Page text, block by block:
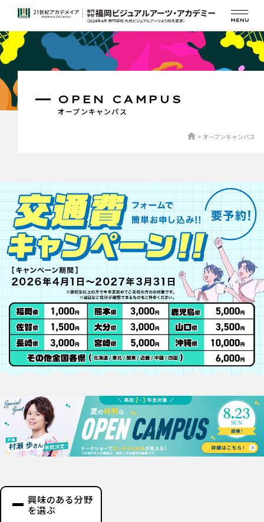
オープンキャンパス
OPEN CAMPUS
オープンキャンパス
興味のある分野
を選ぶ